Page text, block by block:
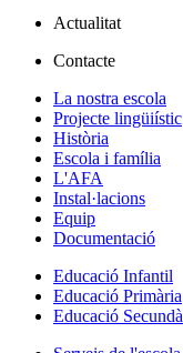
Actualitat
Contacte
La nostra escola
Projecte lingüiístic
Història
Escola i família
L'AFA
Instal·lacions
Equip
Documentació
Educació Infantil
Educació Primària
Educació